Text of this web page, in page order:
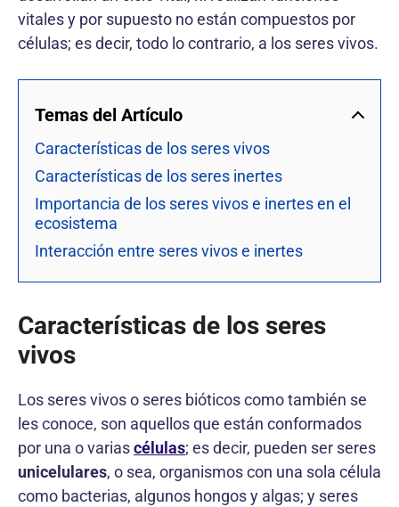
vitales y por supuesto no están compuestos por
células; es decir, todo lo contrario, a los seres vivos.
Temas del Artículo
Características de los seres vivos
Características de los seres inertes
Importancia de los seres vivos e inertes en el
ecosistema
Interacción entre seres vivos e inertes
Características de los seres
vivos
Los seres vivos o seres bióticos como también se
les conoce, son aquellos que están conformados
por una o variascélulas; es decir, pueden ser seres
unicelulares, o sea, organismos con una sola célula
como bacterias, algunos hongos y algas; y seres